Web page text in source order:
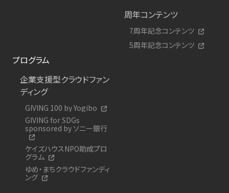
周年コンテンツ
7周年記念コンテンツ
5周年記念コンテンツ
プログラム
企業支援型クラウドファン
ディング
GIVING 100 by Yogibo
GIVING for SDGs
sponsored by ソニー銀行
ケイズハウスNPO助成プロ
グラム
ゆめ・まちクラウドファンディ
ング